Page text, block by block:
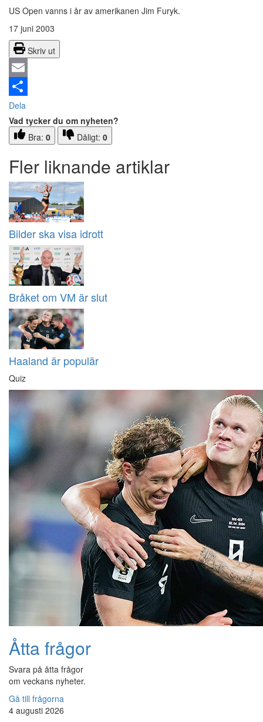
US Open vanns i år av amerikanen Jim Furyk.
17 juni 2003
Skriv ut
Email
Dela
Vad tycker du om nyheten?
Bra: 0 Dåligt: 0
Fler liknande artiklar
Bilder ska visa idrott
Bråket om VM är slut
Haaland är populär
Quiz
Åtta frågor
Svara på åtta frågor
om veckans nyheter.
Gå till frågorna
4 augusti 2026